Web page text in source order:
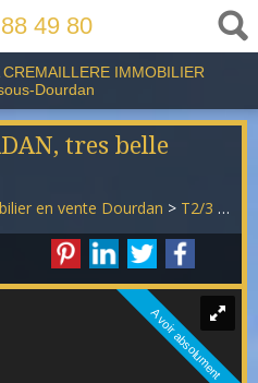
49 80
tres belle
en vente Dourdan > T2/3 en vente Dourdan
A voir absolument